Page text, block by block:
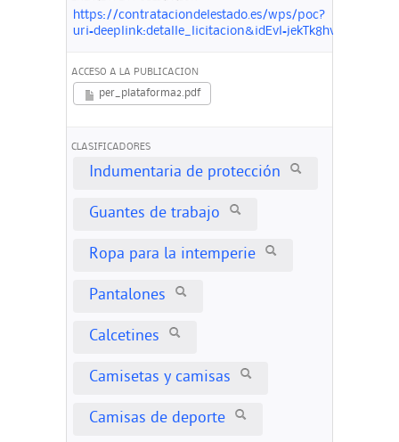
https://contrataciondelestado.es/wps/poc?
ACCESO A LA PUBLICACION
per_plataforma2.pdf
CLASIFICADORES
Indumentaria de protección
Guantes de trabajo
Ropa para la intemperie
Pantalones
Calcetines
Camisetas y camisas
Camisas de deporte